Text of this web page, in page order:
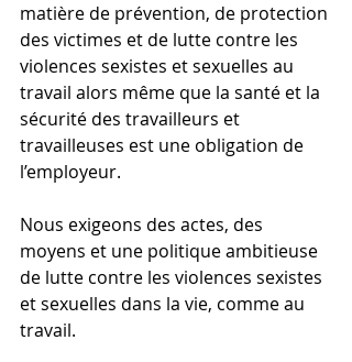
matière de prévention, de protection
des victimes et de lutte contre les
violences sexistes et sexuelles au
travail alors même que la santé et la
sécurité des travailleurs et
travailleuses est une obligation de
l’employeur.
Nous exigeons des actes, des
moyens et une politique ambitieuse
de lutte contre les violences sexistes
et sexuelles dans la vie, comme au
travail.